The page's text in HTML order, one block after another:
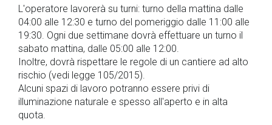
L'operatore lavorerà su turni: turno della mattina dalle
04:00 alle 12:30 e turno del pomeriggio dalle 11:00 alle
19:30. Ogni due settimane dovrà effettuare un turno il
sabato mattina, dalle 05:00 alle 12:00.
Inoltre, dovrà rispettare le regole di un cantiere ad alto
rischio (vedi legge 105/2015).
Alcuni spazi di lavoro potranno essere privi di
illuminazione naturale e spesso all'aperto e in alta
quota.